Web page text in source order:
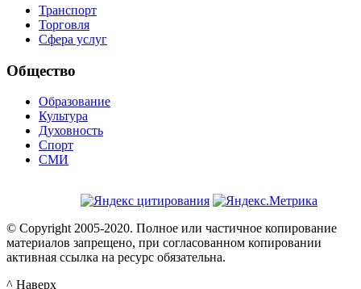
Транспорт
Торговля
Сфера услуг
Общество
Образование
Культура
Духовность
Спорт
СМИ
© Copyright 2005-2020. Полное или частичное копирование
материалов запрещено, при согласованном копировании
активная ссылка на ресурс обязательна.
^ Наверх